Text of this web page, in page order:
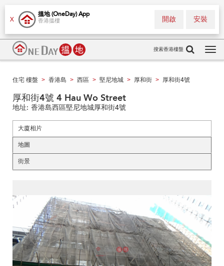
X
搵地 (OneDay) App
香港搵樓 安裝
開啟
搜索香港樓盤
住宅 樓盤 > 香港島 > 西區 > 堅尼地城 > 厚和街 > 厚和街4號
厚和街4號 4 Hau Wo Street
地址: 香港島西區堅尼地城厚和街4號
大廈相片
地圖
街景